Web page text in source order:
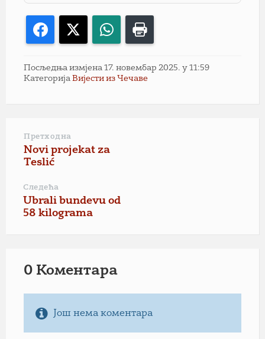
Facebook WhatsApp
Посљедња измјена 17. новембар 2025. у 11:59
Категорија Вијести из Чечаве
Претходна
Novi projekat za
Teslić
Следећа
Ubrali bundevu od
58 kilograma
0 Коментарa
Још нема коментара